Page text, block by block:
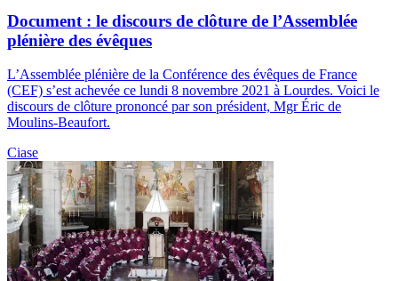
Document : le discours de clôture de l’Assemblée
plénière des évêques
L’Assemblée plénière de la Conférence des évêques de France
(CEF) s’est achevée ce lundi 8 novembre 2021 à Lourdes. Voici le
discours de clôture prononcé par son président, Mgr Éric de
Moulins-Beaufort.
Ciase